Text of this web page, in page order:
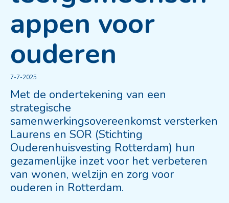
appen voor
ouderen
7-7-2025
Met de ondertekening van een
strategische
samenwerkingsovereenkomst versterken
Laurens en SOR (Stichting
Ouderenhuisvesting Rotterdam) hun
gezamenlijke inzet voor het verbeteren
van wonen, welzijn en zorg voor
ouderen in Rotterdam.